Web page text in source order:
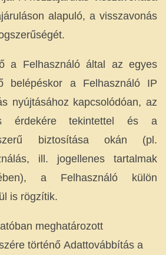
alapuló, a visszavonás
a Felhasználó által az egyes
belépéskor a Felhasználó IP
nyújtásához kapcsolódóan, az
érdekére tekintettel és a
biztosítása okán (pl.
ill. jogellenes tartalmak
a Felhasználó külön
is rögzítik.
meghatározott
történő Adattovábbítás a